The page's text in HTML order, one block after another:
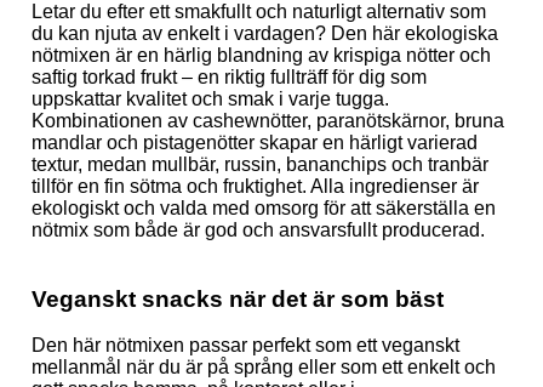
Letar du efter ett smakfullt och naturligt alternativ som
du kan njuta av enkelt i vardagen? Den här ekologiska
nötmixen är en härlig blandning av krispiga nötter och
saftig torkad frukt – en riktig fullträff för dig som
uppskattar kvalitet och smak i varje tugga.
Kombinationen av cashewnötter, paranötskärnor, bruna
mandlar och pistagenötter skapar en härligt varierad
textur, medan mullbär, russin, bananchips och tranbär
tillför en fin sötma och fruktighet. Alla ingredienser är
ekologiskt och valda med omsorg för att säkerställa en
nötmix som både är god och ansvarsfullt producerad.
Veganskt snacks när det är som bäst
Den här nötmixen passar perfekt som ett veganskt
mellanmål när du är på språng eller som ett enkelt och